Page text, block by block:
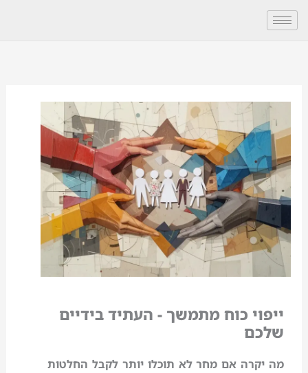
דילוג
לתוכן
ייפוי כוח מתמשך - העתיד בידיים
שלכם
מה יקרה אם מחר לא תוכלו יותר לקבל החלטות